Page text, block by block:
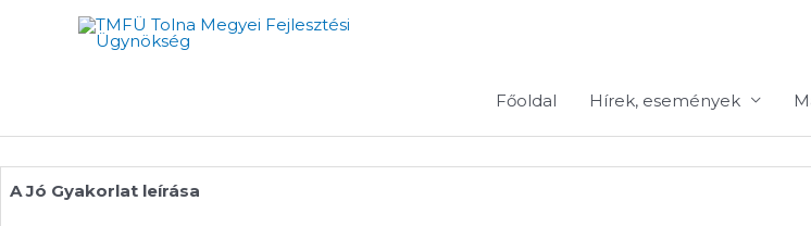
Főoldal
Hírek, események
A Jó Gyakorlat leírása